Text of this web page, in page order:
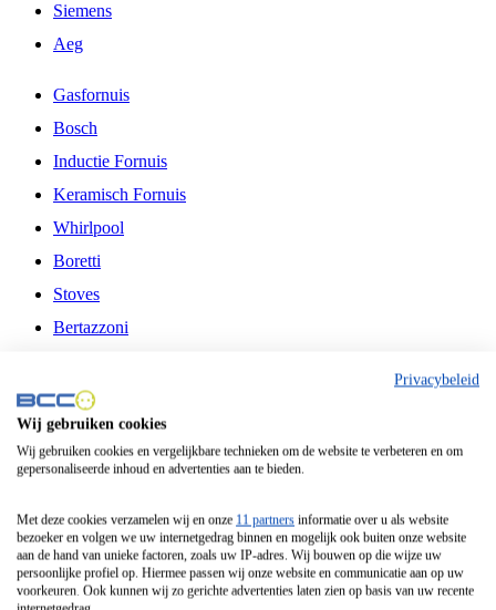
Siemens
Aeg
Gasfornuis
Bosch
Inductie Fornuis
Keramisch Fornuis
Whirlpool
Boretti
Stoves
Bertazzoni
Fitelli
Airfryer
Frituurpan
Contactgrill
Broodbakmachine
Broodrooster
Privacybeleid
Wij gebruiken cookies
Wij gebruiken cookies en vergelijkbare technieken om de website te verbeteren en om
gepersonaliseerde inhoud en advertenties aan te bieden.
Met deze cookies verzamelen wij en onze 11 partners informatie over u als website
bezoeker en volgen we uw internetgedrag binnen en mogelijk ook buiten onze website
aan de hand van unieke factoren, zoals uw IP-adres. Wij bouwen op die wijze uw
persoonlijke profiel op. Hiermee passen wij onze website en communicatie aan op uw
voorkeuren. Ook kunnen wij zo gerichte advertenties laten zien op basis van uw recente